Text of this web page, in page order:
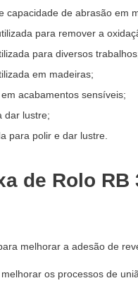
capacidade de abrasão em
para remover a
para diversos
em madeiras;
acabamentos sensíveis;
dar lustre;
para polir e dar lustre.
de Rolo RB
melhorar a adesão de
os processos de